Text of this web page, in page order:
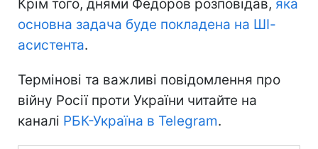
Крім того, днями Федоров розповідав, яка
основна задача буде покладена на ШІ-
асистента.
Термінові та важливі повідомлення про
війну Росії проти України читайте на
каналі РБК-Україна в Telegram.